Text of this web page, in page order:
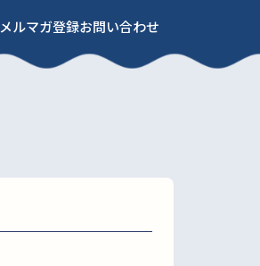
メルマガ登録お問い合わせ